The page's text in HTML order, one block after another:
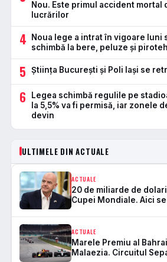
Nou. Este primul accident mortal
lucrărilor
4
Noua lege a intrat în vigoare luni
schimbă la bere, peluze și
5 Știința București și Poli Iași se
6
Legea schimbă regulile pe
la 5,5% va fi permisă, iar zonele
devin
ULTIMELE DIN ACTUALE
ACTUALE
20 de miliarde de
Cupei Mondiale. Aici
ACTUALE
Marele Premiu al
Malaezia. Circuitul